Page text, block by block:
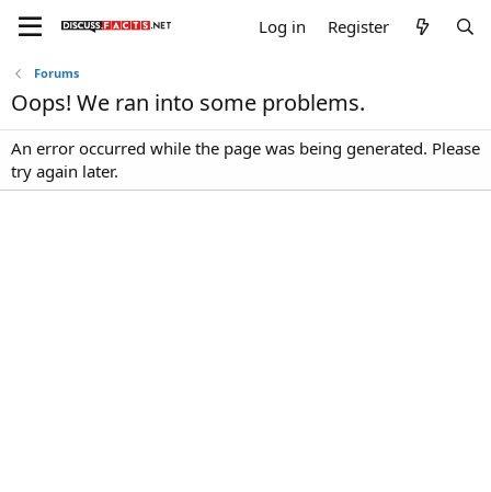
Log in Register
Forums
Oops! We ran into some problems.
An error occurred while the page was being generated. Please
try again later.